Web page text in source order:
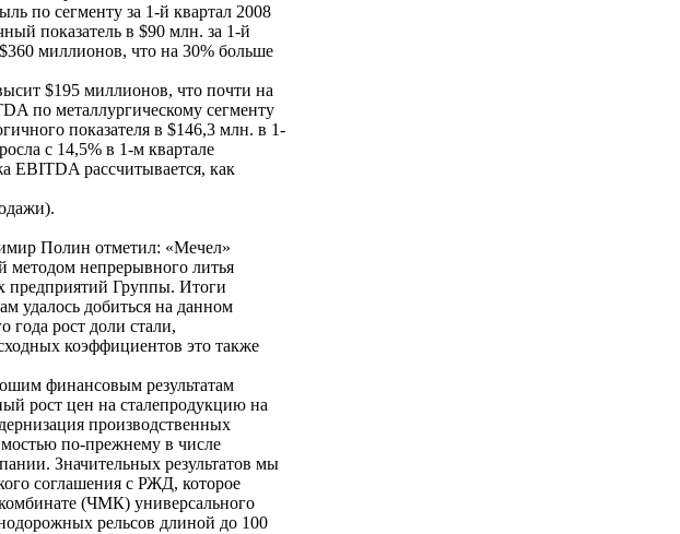
по сегменту за 1-й квартал 2008
показатель в $90 млн. за 1-й
миллионов, что на 30% больше
$195 миллионов, что почти на
по металлургическому сегменту
показателя в $146,3 млн. в 1-
с 14,5% в 1-м квартале
EBITDA рассчитывается, как
Полин отметил: «Мечел»
методом непрерывного литья
предприятий Группы. Итоги
удалось добиться на данном
рост доли стали,
коэффициентов это также
финансовым результатам
рост цен на сталепродукцию на
производственных
по-прежнему в числе
Значительных результатов мы
соглашения с РЖД, которое
(ЧМК) универсального
рельсов длиной до 100